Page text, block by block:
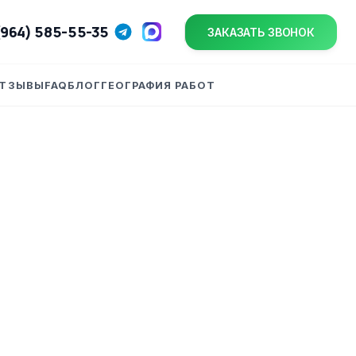
585-55-35 ЗАКАЗАТЬ ЗВОНОК
FAQ БЛОГ ГЕОГРАФИЯ РАБОТ